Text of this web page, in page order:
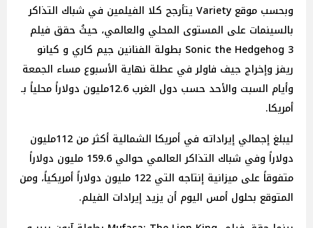
وبحسب موقع Variety يتأرجح كلا الفيلمين في شباك التذاكر
بالسينمات على المستوى المحلي والعالمي، حيثُ حقق فيلم
Sonic the Hedgehog 3 بطولة الفنانين جيم كاري و كيانو
ريفز وإخراج جيف فاولر في عطلة نهاية الأسبوع مساء الجمعة
وأيام السبت والأحد حسب دول الغرب 12.6مليون دولاراً محلياً بـ
أمريكا.
ليبلغ إجمالي إيراداته في أمريكا الشمالية أكثر من 112مليون
دولاراً وفي شباك التذاكر العالمي حوالي 159.6 مليون دولاراً
متفوقاً على ميزانية إنتاجه التي 122 مليون دولاراً أمريكياً، ومن
المتوقع بحلول أمس اليوم أن يزيد إيرادات الفيلم.